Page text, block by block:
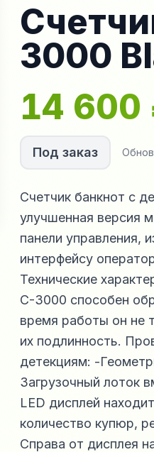
3000
14 600
Под заказ
Счетчик банкнот с
улучшенная версия
панели управления,
интерфейсу
Технические
C-3000 способен
время работы он не
их подлинность.
детекциям: -
Загрузочный лоток
LED дисплей
количество купюр,
Справа от дисплея